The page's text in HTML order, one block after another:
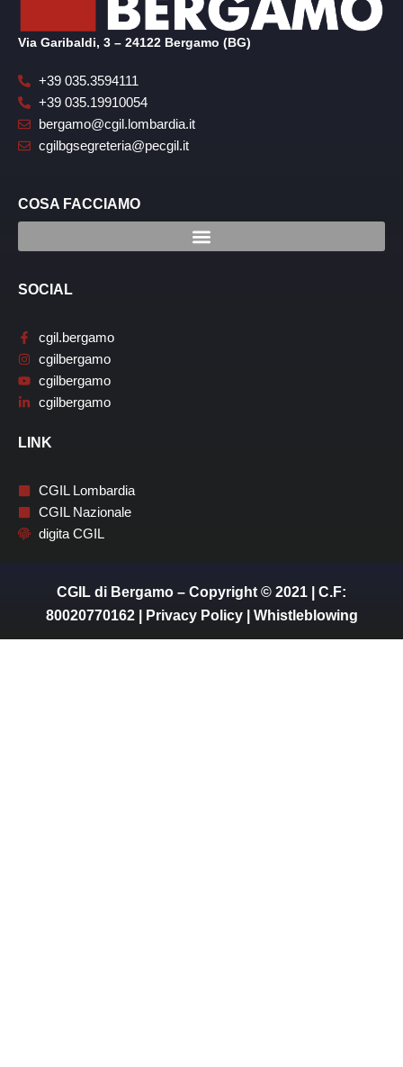
Via Garibaldi, 3 – 24122 Bergamo (BG)
+39 035.3594111
+39 035.19910054
bergamo@cgil.lombardia.it
cgilbgsegreteria@pecgil.it
COSA FACCIAMO
SOCIAL
cgil.bergamo
cgilbergamo
cgilbergamo
cgilbergamo
LINK
CGIL Lombardia
CGIL Nazionale
digita CGIL
CGIL di Bergamo – Copyright © 2021 | C.F:
80020770162 |
Privacy Policy| Whistleblowing